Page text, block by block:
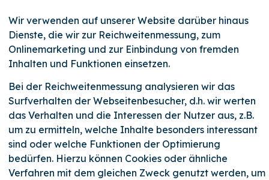
Wir verwenden auf unserer Website darüber hinaus
Dienste, die wir zur Reichweitenmessung, zum
Onlinemarketing und zur Einbindung von fremden
Inhalten und Funktionen einsetzen.
Bei der Reichweitenmessung analysieren wir das
Surfverhalten der Webseitenbesucher, d.h. wir werten
das Verhalten und die Interessen der Nutzer aus, z.B.
um zu ermitteln, welche Inhalte besonders interessant
sind oder welche Funktionen der Optimierung
bedürfen. Hierzu können Cookies oder ähnliche
Verfahren mit dem gleichen Zweck genutzt werden, um